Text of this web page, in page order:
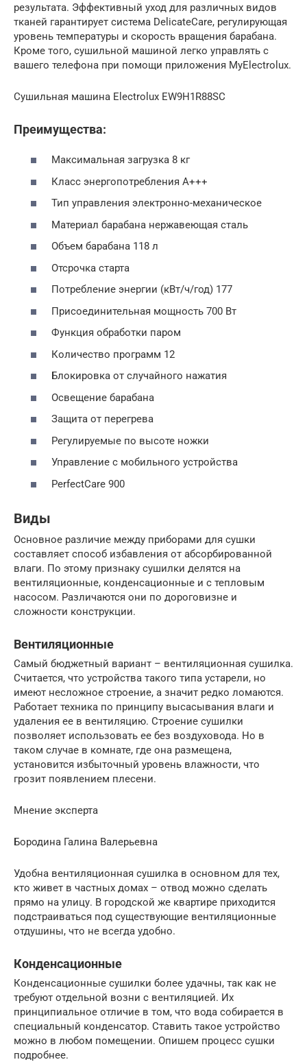
результата. Эффективный уход для различных видов
тканей гарантирует система DelicateCare, регулирующая
уровень температуры и скорость вращения барабана.
Кроме того, сушильной машиной легко управлять с
вашего телефона при помощи приложения MyElectrolux.
Сушильная машина Electrolux EW9H1R88SC
Преимущества:
Максимальная загрузка 8 кг
Класс энергопотребления A+++
Тип управления электронно-механическое
Материал барабана нержавеющая сталь
Объем барабана 118 л
Отсрочка старта
Потребление энергии (кВт/ч/год) 177
Присоединительная мощность 700 Вт
Функция обработки паром
Количество программ 12
Блокировка от случайного нажатия
Освещение барабана
Защита от перегрева
Регулируемые по высоте ножки
Управление с мобильного устройства
PerfectCare 900
Виды
Основное различие между приборами для сушки
составляет способ избавления от абсорбированной
влаги. По этому признаку сушилки делятся на
вентиляционные, конденсационные и с тепловым
насосом. Различаются они по дороговизне и
сложности конструкции.
Вентиляционные
Самый бюджетный вариант – вентиляционная сушилка.
Считается, что устройства такого типа устарели, но
имеют несложное строение, а значит редко ломаются.
Работает техника по принципу высасывания влаги и
удаления ее в вентиляцию. Строение сушилки
позволяет использовать ее без воздуховода. Но в
таком случае в комнате, где она размещена,
установится избыточный уровень влажности, что
грозит появлением плесени.
Мнение эксперта
Бородина Галина Валерьевна
Удобна вентиляционная сушилка в основном для тех,
кто живет в частных домах – отвод можно сделать
прямо на улицу. В городской же квартире приходится
подстраиваться под существующие вентиляционные
отдушины, что не всегда удобно.
Конденсационные
Конденсационные сушилки более удачны, так как не
требуют отдельной возни с вентиляцией. Их
принципиальное отличие в том, что вода собирается в
специальный конденсатор. Ставить такое устройство
можно в любом помещении. Опишем процесс сушки
подробнее.